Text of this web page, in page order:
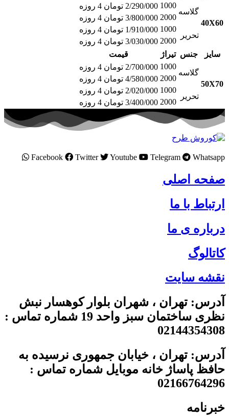
40X60
گلاسه
1000 2/290/000 تومان 4 روزه
2000 3/800/000 تومان 4 روزه
تحریر
1000 1/910/000 تومان 4 روزه
2000 3/030/000 تومان 4 روزه
سایز
جنس تیراژ قیمت
50X70
گلاسه
1000 2/700/000 تومان 4 روزه
2000 4/580/000 تومان 4 روزه
تحریر
1000 2/020/000 تومان 4 روزه
2000 3/400/000 تومان 4 روزه
Facebook Twitter Youtube Telegram Whatsapp
صفحه اصلی
ارتباط با ما
درباره ی ما
کاتالوگ
نقشه سایت
آدرس: تهران ، شهران بلوار کوهسار نبش
نظری ساختمان سبز واحد 19 شماره تماس :
02144354308
آدرس: تهران ، خیابان جمهوری نرسیده به
حافظ پاساژ خانه موبایل شماره تماس :
02166764296
خبرنامه